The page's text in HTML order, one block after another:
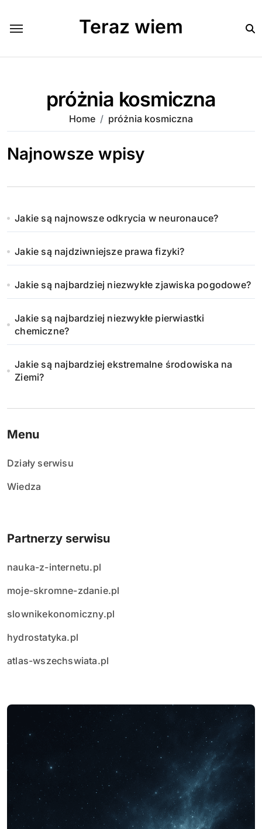
content
Teraz wiem
próżnia kosmiczna
Home próżnia kosmiczna
Najnowsze wpisy
Jakie są najnowsze odkrycia w neuronauce?
Jakie są najdziwniejsze prawa fizyki?
Jakie są najbardziej niezwykłe zjawiska pogodowe?
Jakie są najbardziej niezwykłe pierwiastki
chemiczne?
Jakie są najbardziej ekstremalne środowiska na
Ziemi?
Menu
Działy serwisu
Wiedza
Partnerzy serwisu
nauka-z-internetu.pl
moje-skromne-zdanie.pl
slownikekonomiczny.pl
hydrostatyka.pl
atlas-wszechswiata.pl